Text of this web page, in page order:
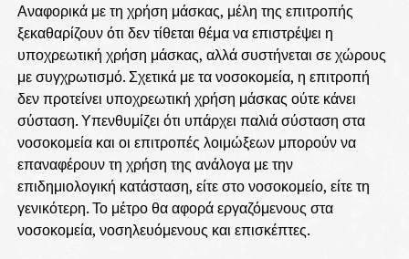
Αναφορικά με τη χρήση μάσκας, μέλη της επιτροπής
ξεκαθαρίζουν ότι δεν τίθεται θέμα να επιστρέψει η
υποχρεωτική χρήση μάσκας, αλλά συστήνεται σε χώρους
με συγχρωτισμό. Σχετικά με τα νοσοκομεία, η επιτροπή
δεν προτείνει υποχρεωτική χρήση μάσκας ούτε κάνει
σύσταση. Υπενθυμίζει ότι υπάρχει παλιά σύσταση στα
νοσοκομεία και οι επιτροπές λοιμώξεων μπορούν να
επαναφέρουν τη χρήση της ανάλογα με την
επιδημιολογική κατάσταση, είτε στο νοσοκομείο, είτε τη
γενικότερη. Το μέτρο θα αφορά εργαζόμενους στα
νοσοκομεία, νοσηλευόμενους και επισκέπτες.